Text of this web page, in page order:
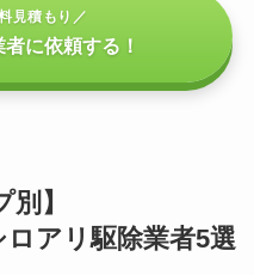
見積もり／
に依頼する！
別】
アリ駆除業者5選